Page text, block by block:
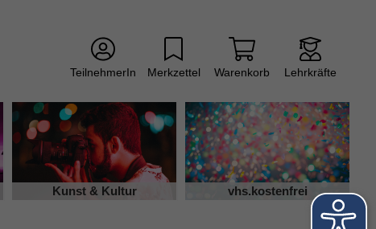
TeilnehmerIn Merkzettel Warenkorb Lehrkräfte
Kunst & Kultur vhs.kostenfrei